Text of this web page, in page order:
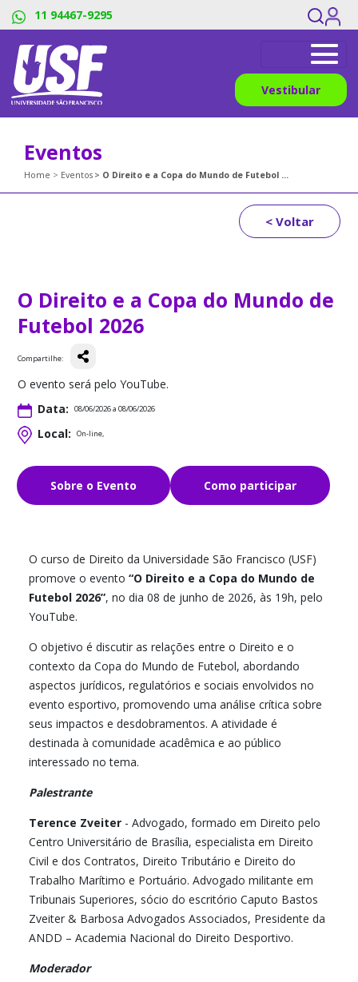
11 94467-9295
Vestibular
Eventos
Home Eventos O Direito e a Copa do Mundo de Futebol 2026
< Voltar
O Direito e a Copa do Mundo de
Futebol 2026
Compartilhe:
O evento será pelo YouTube.
Data:
08/06/2026 a 08/06/2026
Local: On-line,
Sobre o Evento Como participar
O curso de Direito da Universidade São Francisco (USF)
promove o evento “O Direito e a Copa do Mundo de
Futebol 2026”, no dia 08 de junho de 2026, às 19h, pelo
YouTube.
O objetivo é discutir as relações entre o Direito e o
contexto da Copa do Mundo de Futebol, abordando
aspectos jurídicos, regulatórios e sociais envolvidos no
evento esportivo, promovendo uma análise crítica sobre
seus impactos e desdobramentos. A atividade é
destinada à comunidade acadêmica e ao público
interessado no tema.
Palestrante
Terence Zveiter - Advogado, formado em Direito pelo
Centro Universitário de Brasília, especialista em Direito
Civil e dos Contratos, Direito Tributário e Direito do
Trabalho Marítimo e Portuário. Advogado militante em
Tribunais Superiores, sócio do escritório Caputo Bastos
Zveiter & Barbosa Advogados Associados, Presidente da
ANDD – Academia Nacional do Direito Desportivo.
Moderador